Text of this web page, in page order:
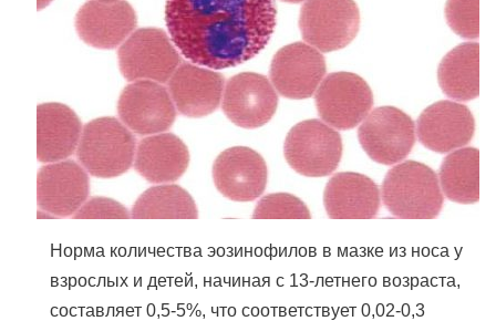
Норма количества эозинофилов в мазке из носа у
взрослых и детей, начиная с 13-летнего возраста,
составляет 0,5-5%, что соответствует 0,02-0,3